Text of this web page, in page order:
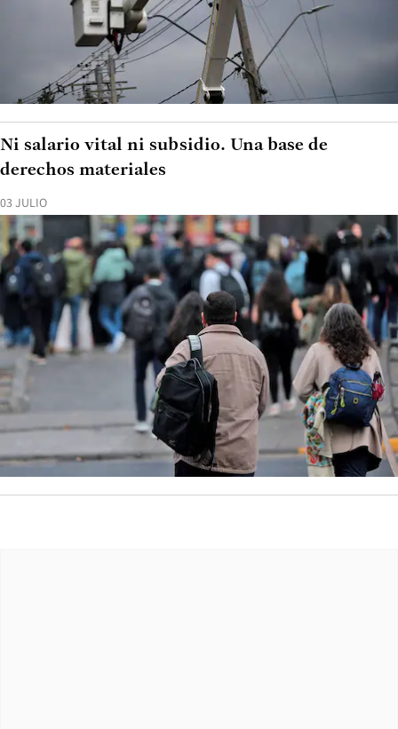
03 JULIO
Ni salario vital ni subsidio. Una base de
derechos materiales